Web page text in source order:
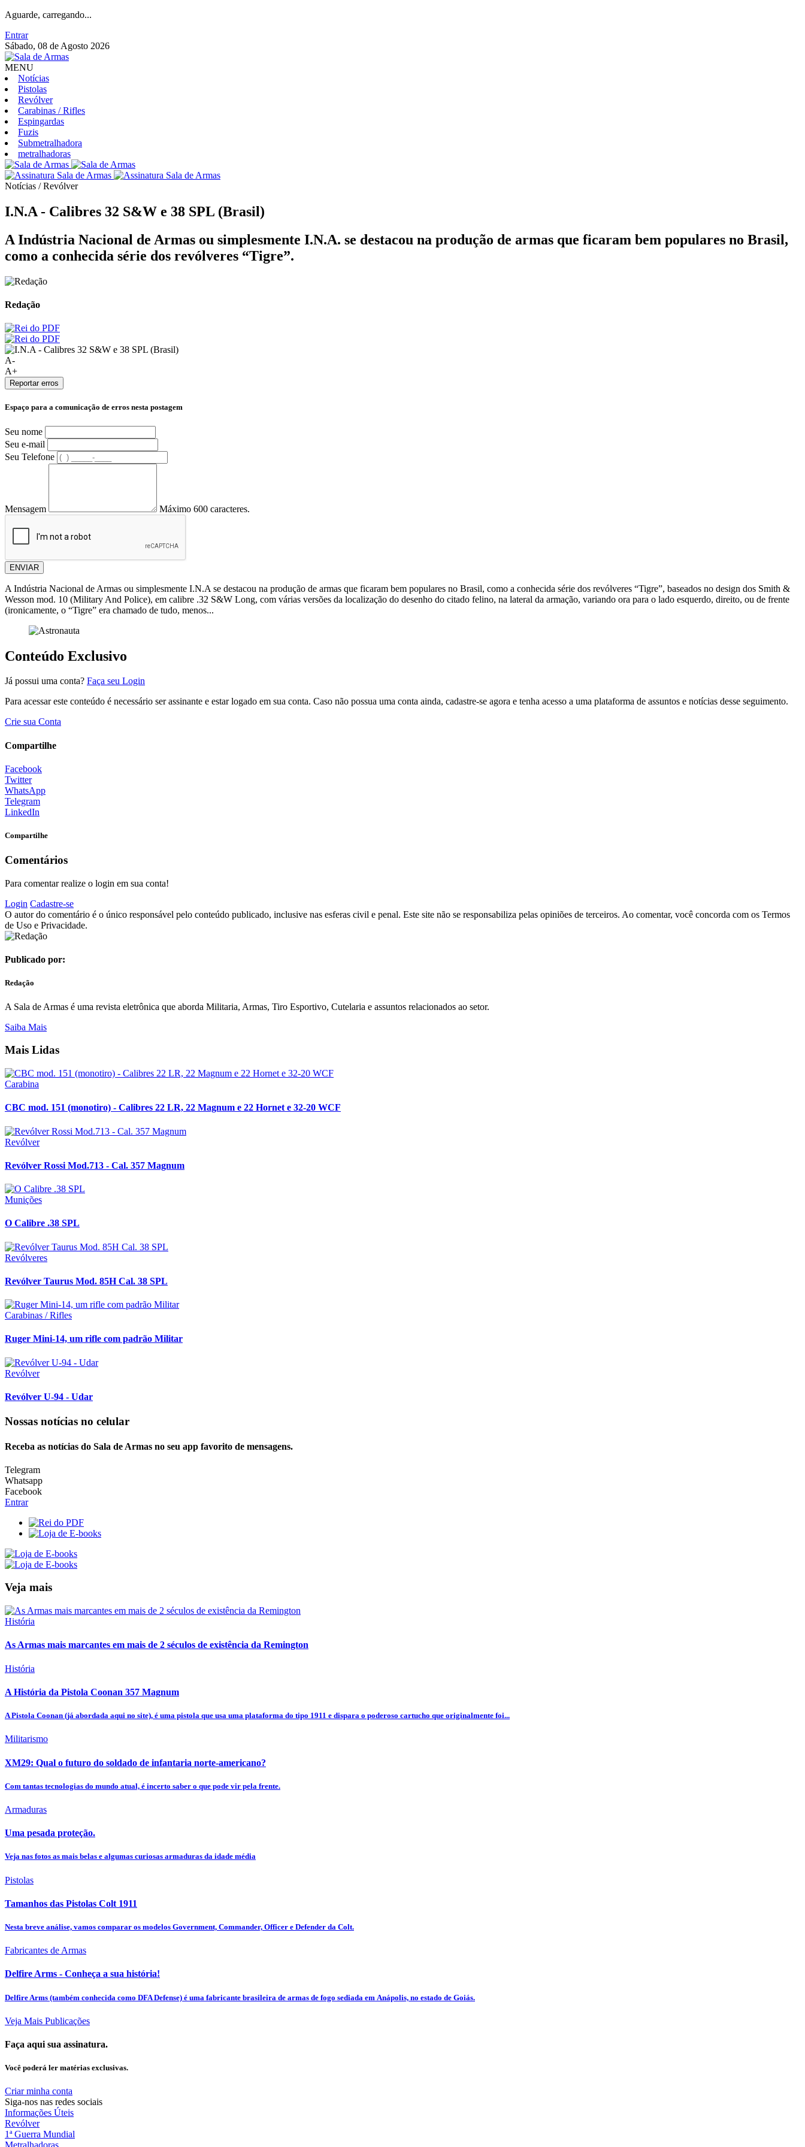
Aguarde, carregando...
Entrar
Sábado, 08 de Agosto 2026
MENU
Notícias
Pistolas
Revólver
Carabinas / Rifles
Espingardas
Fuzis
Submetralhadora
metralhadoras
Notícias / Revólver
I.N.A - Calibres 32 S&W e 38 SPL (Brasil)
A Indústria Nacional de Armas ou simplesmente I.N.A. se destacou na produção de armas que ficaram bem populares no Brasil,
como a conhecida série dos revólveres “Tigre”.
Redação
A-
A+
Reportar erros
Espaço para a comunicação de erros nesta postagem
Seu nome
Seu e-mail
Seu Telefone
Mensagem Máximo 600 caracteres.
ENVIAR
A Indústria Nacional de Armas ou simplesmente I.N.A se destacou na produção de armas que ficaram bem populares no Brasil, como a conhecida série dos revólveres “Tigre”, baseados no design dos Smith &
Wesson mod. 10 (Military And Police), em calibre .32 S&W Long, com várias versões da localização do desenho do citado felino, na lateral da armação, variando ora para o lado esquerdo, direito, ou de frente
(ironicamente, o “Tigre” era chamado de tudo, menos...
Conteúdo Exclusivo
Já possui uma conta? Faça seu Login
Para acessar este conteúdo é necessário ser assinante e estar logado em sua conta. Caso não possua uma conta ainda, cadastre-se agora e tenha acesso a uma plataforma de assuntos e notícias desse seguimento.
Crie sua Conta
Compartilhe
Facebook
Twitter
WhatsApp
Telegram
LinkedIn
Compartilhe
Comentários
Para comentar realize o login em sua conta!
Login Cadastre-se
O autor do comentário é o único responsável pelo conteúdo publicado, inclusive nas esferas civil e penal. Este site não se responsabiliza pelas opiniões de terceiros. Ao comentar, você concorda com os Termos
de Uso e Privacidade.
Publicado por:
Redação
A Sala de Armas é uma revista eletrônica que aborda Militaria, Armas, Tiro Esportivo, Cutelaria e assuntos relacionados ao setor.
Saiba Mais
Mais Lidas
Carabina
CBC mod. 151 (monotiro) - Calibres 22 LR, 22 Magnum e 22 Hornet e 32-20 WCF
Revólver
Revólver Rossi Mod.713 - Cal. 357 Magnum
Munições
O Calibre .38 SPL
Revólveres
Revólver Taurus Mod. 85H Cal. 38 SPL
Carabinas / Rifles
Ruger Mini-14, um rifle com padrão Militar
Revólver
Revólver U-94 - Udar
Nossas notícias no celular
Receba as notícias do Sala de Armas no seu app favorito de mensagens.
Telegram
Whatsapp
Facebook
Entrar
Veja mais
História
As Armas mais marcantes em mais de 2 séculos de existência da Remington
História
A História da Pistola Coonan 357 Magnum
A Pistola Coonan (já abordada aqui no site), é uma pistola que usa uma plataforma do tipo 1911 e dispara o poderoso cartucho que originalmente foi...
Militarismo
XM29: Qual o futuro do soldado de infantaria norte-americano?
Com tantas tecnologias do mundo atual, é incerto saber o que pode vir pela frente.
Armaduras
Uma pesada proteção.
Veja nas fotos as mais belas e algumas curiosas armaduras da idade média
Pistolas
Tamanhos das Pistolas Colt 1911
Nesta breve análise, vamos comparar os modelos Government, Commander, Officer e Defender da Colt.
Fabricantes de Armas
Delfire Arms - Conheça a sua história!
Delfire Arms (também conhecida como DFA Defense) é uma fabricante brasileira de armas de fogo sediada em Anápolis, no estado de Goiás.
Veja Mais Publicações
Faça aqui sua assinatura.
Você poderá ler matérias exclusivas.
Criar minha conta
Siga-nos nas redes sociais
Informações Úteis
Revólver
1ª Guerra Mundial